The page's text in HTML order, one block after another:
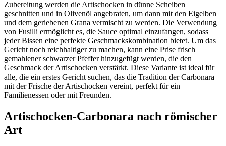
Zubereitung werden die Artischocken in dünne Scheiben
geschnitten und in Olivenöl angebraten, um dann mit den Eigelben
und dem geriebenen Grana vermischt zu werden. Die Verwendung
von Fusilli ermöglicht es, die Sauce optimal einzufangen, sodass
jeder Bissen eine perfekte Geschmackskombination bietet. Um das
Gericht noch reichhaltiger zu machen, kann eine Prise frisch
gemahlener schwarzer Pfeffer hinzugefügt werden, die den
Geschmack der Artischocken verstärkt. Diese Variante ist ideal für
alle, die ein erstes Gericht suchen, das die Tradition der Carbonara
mit der Frische der Artischocken vereint, perfekt für ein
Familienessen oder mit Freunden.
Artischocken-Carbonara nach römischer
Art